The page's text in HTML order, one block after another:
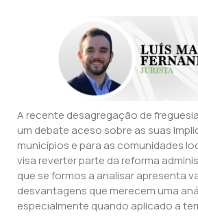
A recente desagregação de
um debate aceso sobre as suas
municípios e para as comunidades
visa reverter parte da reforma
que se formos a analisar apresenta
desvantagens que merecem uma
especialmente quando aplicado a